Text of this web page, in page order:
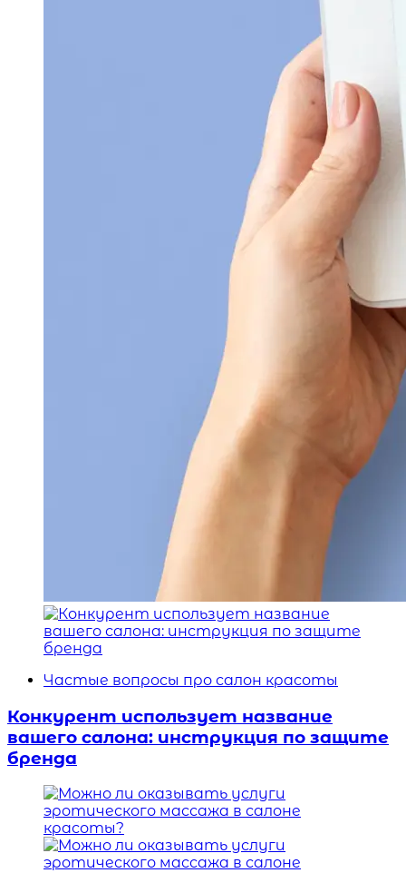
Частые вопросы про салон красоты
Конкурент использует название
вашего салона: инструкция по защите
бренда